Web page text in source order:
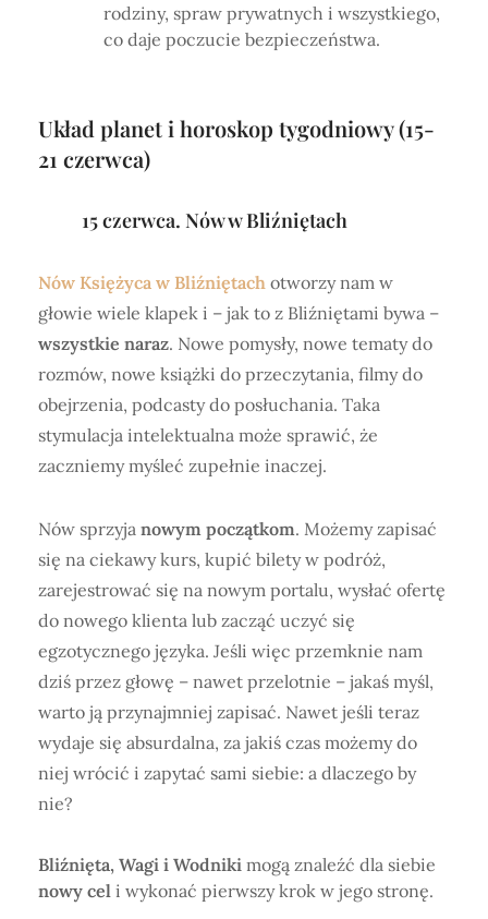
rodziny, spraw prywatnych i wszystkiego,
co daje poczucie bezpieczeństwa.
Układ planet i horoskop tygodniowy (15-
21 czerwca)
15 czerwca. Nów w Bliźniętach
Nów Księżyca w Bliźniętach otworzy nam w
głowie wiele klapek i – jak to z Bliźniętami bywa –
wszystkie naraz. Nowe pomysły, nowe tematy do
rozmów, nowe książki do przeczytania, filmy do
obejrzenia, podcasty do posłuchania. Taka
stymulacja intelektualna może sprawić, że
zaczniemy myśleć zupełnie inaczej.
Nów sprzyja nowym początkom. Możemy zapisać
się na ciekawy kurs, kupić bilety w podróż,
zarejestrować się na nowym portalu, wysłać ofertę
do nowego klienta lub zacząć uczyć się
egzotycznego języka. Jeśli więc przemknie nam
dziś przez głowę – nawet przelotnie – jakaś myśl,
warto ją przynajmniej zapisać. Nawet jeśli teraz
wydaje się absurdalna, za jakiś czas możemy do
niej wrócić i zapytać sami siebie: a dlaczego by
nie?
Bliźnięta, Wagi i Wodniki mogą znaleźć dla siebie
nowy cel i wykonać pierwszy krok w jego stronę.